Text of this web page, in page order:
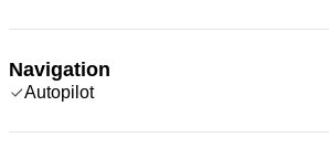
Navigation
Autopilot